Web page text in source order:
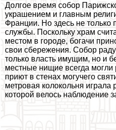
Долгое время собор
украшением и главным
Франции. Но здесь не только
службы. Поскольку храм
местом в городе, богачи
свои сбережения. Собор
только власть имущим, но и
местные нищие всегда
приют в стенах могучего
метровая колокольня
которой велось наблюдение